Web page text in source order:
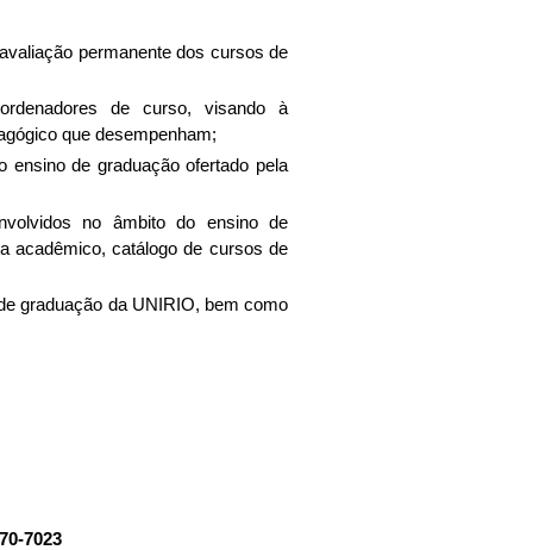
permanente dos cursos de
de curso, visando à
que desempenham;
ensino de graduação ofertado pela
no âmbito do ensino de
acadêmico, catálogo de cursos de
graduação da UNIRIO, bem como
7023